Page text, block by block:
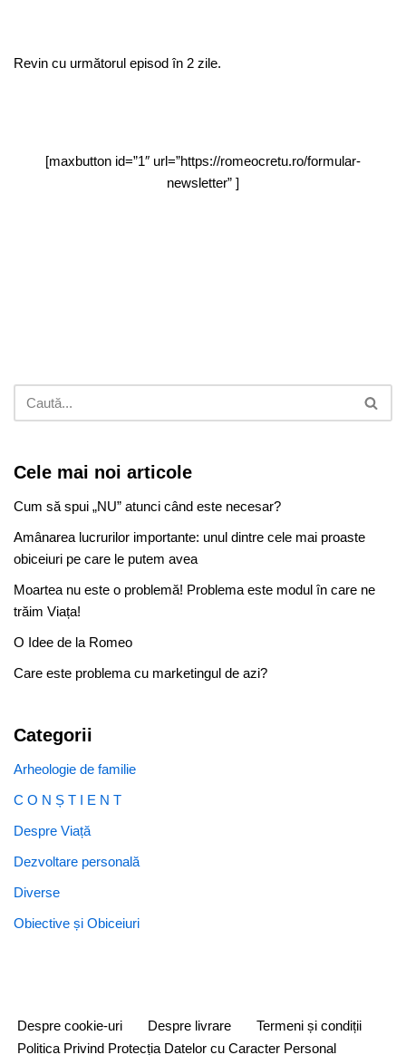
Revin cu următorul episod în 2 zile.
[maxbutton id=”1″ url=”https://romeocretu.ro/formular-
newsletter” ]
Cele mai noi articole
Cum să spui „NU” atunci când este necesar?
Amânarea lucrurilor importante: unul dintre cele mai proaste
obiceiuri pe care le putem avea
Moartea nu este o problemă! Problema este modul în care ne
trăim Viața!
O Idee de la Romeo
Care este problema cu marketingul de azi?
Categorii
Arheologie de familie
C O N Ș T I E N T
Despre Viață
Dezvoltare personală
Diverse
Obiective și Obiceiuri
Despre cookie-uri Despre livrare
Termeni și condiții
Politica Privind Protecția Datelor cu Caracter Personal